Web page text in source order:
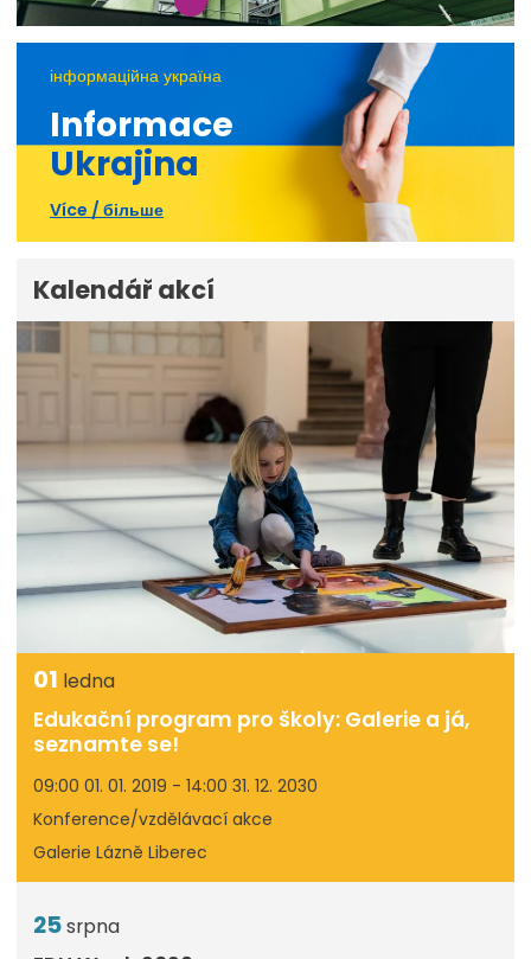
інформаційна україна
Informace
Ukrajina
Více / більше
Kalendář akcí
01 ledna
Edukační program pro školy: Galerie a já,
seznamte se!
09:00 01. 01. 2019 - 14:00 31. 12. 2030
Konference/vzdělávací akce
Galerie Lázně Liberec
25srpna